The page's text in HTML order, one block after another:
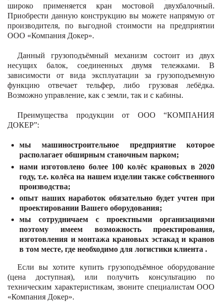
широко применяется кран мостовой двухбалочный.
Приобрести данную конструкцию вы можете напрямую от
производителя, по выгодной стоимости на предприятии
ООО «Компания Докер».
Данный грузоподъёмный механизм состоит из двух
несущих балок, соединенных двумя тележками. В
зависимости от вида эксплуатации за грузоподъемную
функцию отвечает тельфер, либо грузовая лебёдка.
Возможно управление, как с земли, так и с кабины.
Преимущества продукции от ООО “КОМПАНИЯ
ДОКЕР”:
мы машиностроительное предприятие которое
располагает обширным станочным парком;
нами изготовлено более 100 колёс крановых в 2020
году, т.е. колёса на нашем изделии также собственного
производства;
опыт наших наработок обязательно будет учтен при
проектировании Вашего оборудования;
мы сотрудничаем с проектными организациями
поэтому имеем возможность проектирования,
изготовления и монтажа крановых эстакад и кранов
в том месте, где необходимо для логистики клиента .
Если вы хотите купить грузоподъёмное оборудование
(цена доступная), или получить консультацию по
техническим характеристикам, звоните специалистам ООО
«Компания Докер».